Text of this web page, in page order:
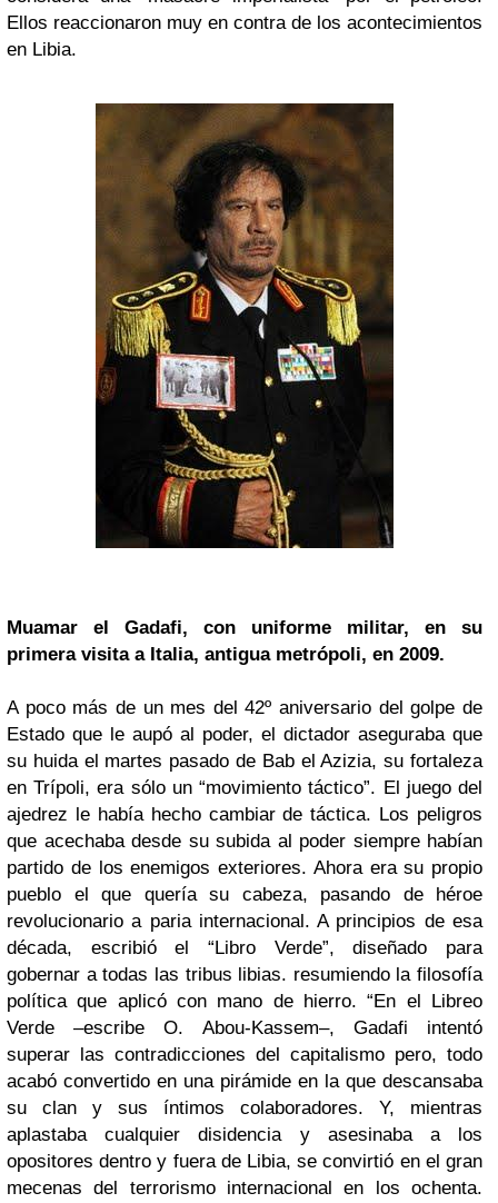
Ellos reaccionaron muy en contra de los acontecimientos
en Libia.
Muamar el Gadafi, con uniforme militar, en su
primera visita a Italia, antigua metrópoli, en 2009.
A poco más de un mes del 42º aniversario del golpe de
Estado que le aupó al poder, el dictador aseguraba que
su huida el martes pasado de Bab el Azizia, su fortaleza
en Trípoli, era sólo un “movimiento táctico”. El juego del
ajedrez le había hecho cambiar de táctica. Los peligros
que acechaba desde su subida al poder siempre habían
partido de los enemigos exteriores. Ahora era su propio
pueblo el que quería su cabeza, pasando de héroe
revolucionario a paria internacional. A principios de esa
década, escribió el “Libro Verde”, diseñado para
gobernar a todas las tribus libias. resumiendo la filosofía
política que aplicó con mano de hierro. “En el Libreo
Verde –escribe O. Abou-Kassem–, Gadafi intentó
superar las contradicciones del capitalismo pero, todo
acabó convertido en una pirámide en la que descansaba
su clan y sus íntimos colaboradores. Y, mientras
aplastaba cualquier disidencia y asesinaba a los
opositores dentro y fuera de Libia, se convirtió en el gran
mecenas del terrorismo internacional en los ochenta.